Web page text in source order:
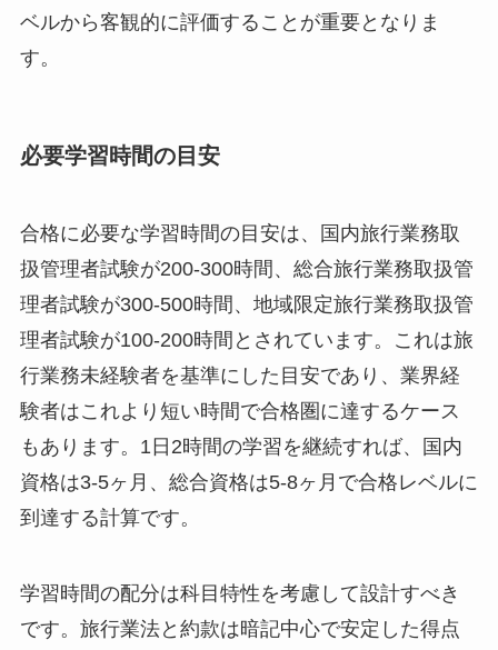
ベルから客観的に評価することが重要となりま
す。
必要学習時間の目安
合格に必要な学習時間の目安は、国内旅行業務取
扱管理者試験が200-300時間、総合旅行業務取扱管
理者試験が300-500時間、地域限定旅行業務取扱管
理者試験が100-200時間とされています。これは旅
行業務未経験者を基準にした目安であり、業界経
験者はこれより短い時間で合格圏に達するケース
もあります。1日2時間の学習を継続すれば、国内
資格は3-5ヶ月、総合資格は5-8ヶ月で合格レベルに
到達する計算です。
学習時間の配分は科目特性を考慮して設計すべき
です。旅行業法と約款は暗記中心で安定した得点